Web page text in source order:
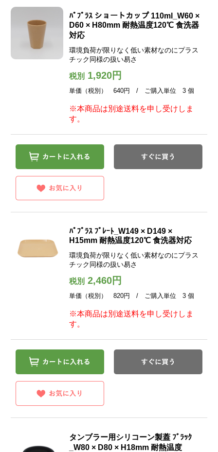
ﾊﾟﾌﾟﾗｽ ショートカップ 110ml_W60 ×
D60 × H80mm 耐熱温度120℃ 食洗器
対応
環境負荷が限りなく低い素材なのにプラス
チック同様の扱い易さ
税別1,920円
単価（税別） 640円 / ご購入単位 3 個
※本商品は別途送料を申し受けしま
す。
ﾊﾟﾌﾟﾗｽ ﾌﾟﾚｰﾄ_W149 × D149 ×
H15mm 耐熱温度120℃ 食洗器対応
環境負荷が限りなく低い素材なのにプラス
チック同様の扱い易さ
税別2,460円
単価（税別） 820円 / ご購入単位 3 個
※本商品は別途送料を申し受けしま
す。
タンブラー用シリコーン製蓋 ﾌﾞﾗｯｸ
_W80 × D80 × H18mm 耐熱温度